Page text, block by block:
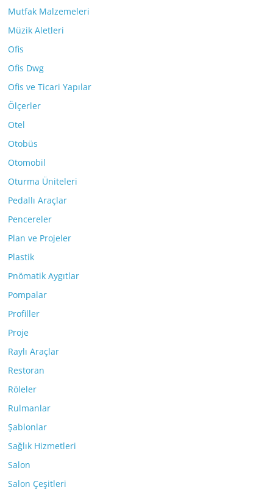
Mutfak Malzemeleri
Müzik Aletleri
Ofis
Ofis Dwg
Ofis ve Ticari Yapılar
Ölçerler
Otel
Otobüs
Otomobil
Oturma Üniteleri
Pedallı Araçlar
Pencereler
Plan ve Projeler
Plastik
Pnömatik Aygıtlar
Pompalar
Profiller
Proje
Raylı Araçlar
Restoran
Röleler
Rulmanlar
Şablonlar
Sağlık Hizmetleri
Salon
Salon Çeşitleri